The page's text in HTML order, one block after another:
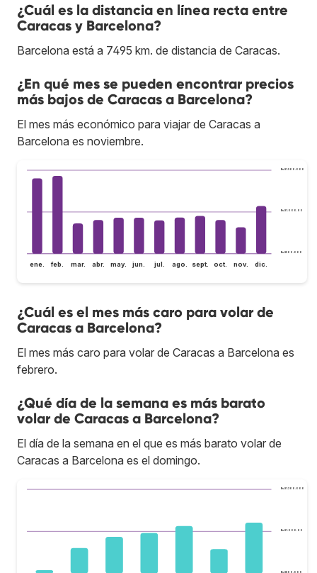
¿Cuál es la distancia en línea recta entre
Caracas y Barcelona?
Barcelona está a 7495 km. de distancia de Caracas.
¿En qué mes se pueden encontrar precios
más bajos de Caracas a Barcelona?
El mes más económico para viajar de Caracas a
Barcelona es noviembre.
Bs.S500.000
Bs.S1.000.000
Bs.S1.500.000
ene. feb. mar. abr. may. jun. jul. ago. sept. oct. nov. dic.
¿Cuál es el mes más caro para volar de
Caracas a Barcelona?
El mes más caro para volar de Caracas a Barcelona es
febrero.
¿Qué día de la semana es más barato
volar de Caracas a Barcelona?
El día de la semana en el que es más barato volar de
Caracas a Barcelona es el domingo.
Bs.S800.000
Bs.S1.000.000
Bs.S1.200.000